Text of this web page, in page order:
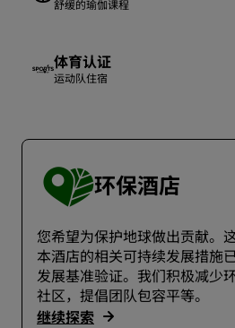
舒缓的瑜伽课程
体育认证
运动队住宿
环保酒店
您希望为保护地球做出贡献。
本酒店的相关可持续发展措施
发展基准验证。我们积极减少
社区，提倡团队包容平等。
继续探索